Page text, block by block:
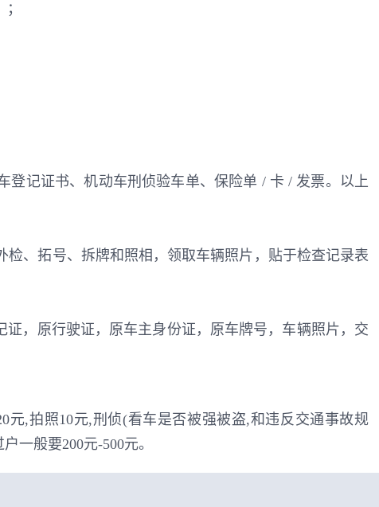
登记证书、机动车刑侦验车单、保险单 / 卡 / 发票。以上
、拓号、拆牌和照相，领取车辆照片，贴于检查记录表
，原行驶证，原车主身份证，原车牌号，车辆照片，交
元,拍照10元,刑侦(看车是否被强被盗,和违反交通事故规
一般要200元-500元。